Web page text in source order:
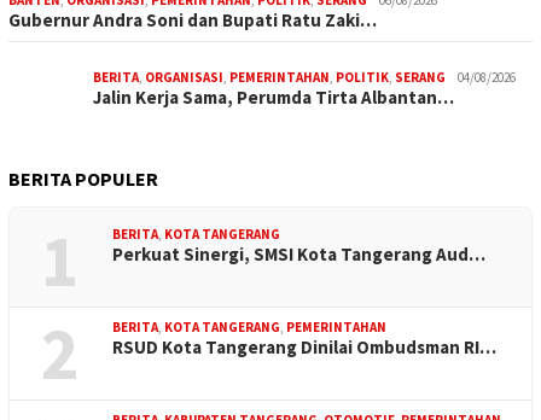
Gubernur Andra Soni dan Bupati Ratu Zaki…
BERITA ORGANISASI PEMERINTAHAN POLITIK SERANG 04/08/2026
Jalin Kerja Sama, Perumda Tirta Albantan…
BERITA POPULER
1 BERITA KOTA TANGERANG
Perkuat Sinergi, SMSI Kota Tangerang Aud…
2 BERITA KOTA TANGERANG PEMERINTAHAN
RSUD Kota Tangerang Dinilai Ombudsman RI…